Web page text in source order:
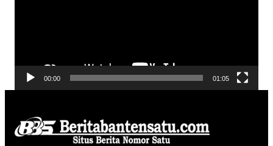
o
00:00 01:05